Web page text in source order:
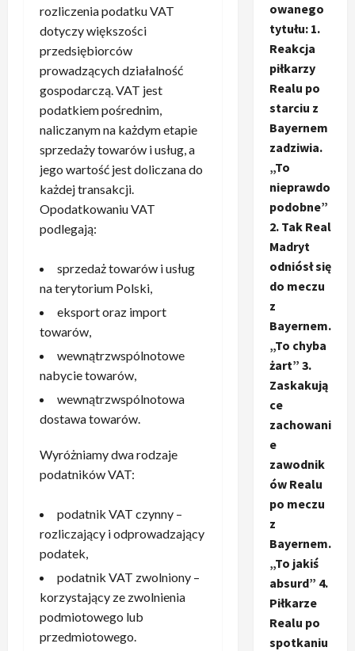
rozliczenia podatku VAT
dotyczy większości
przedsiębiorców
prowadzących działalność
gospodarczą. VAT jest
podatkiem pośrednim,
naliczanym na każdym etapie
sprzedaży towarów i usług, a
jego wartość jest doliczana do
każdej transakcji.
Opodatkowaniu VAT
podlegają:
sprzedaż towarów i usług
na terytorium Polski,
eksport oraz import
towarów,
wewnątrzwspólnotowe
nabycie towarów,
wewnątrzwspólnotowa
dostawa towarów.
Wyróżniamy dwa rodzaje
podatników VAT:
podatnik VAT czynny –
rozliczający i odprowadzający
podatek,
podatnik VAT zwolniony –
korzystający ze zwolnienia
podmiotowego lub
przedmiotowego.
owanego
tytułu: 1.
Reakcja
piłkarzy
Realu po
starciu z
Bayernem
zadziwia.
„To
nieprawdo
podobne”
2. Tak Real
Madryt
odniósł się
do meczu
z
Bayernem.
„To chyba
żart” 3.
Zaskakują
ce
zachowani
e
zawodnik
ów Realu
po meczu
z
Bayernem.
„To jakiś
absurd” 4.
Piłkarze
Realu po
spotkaniu